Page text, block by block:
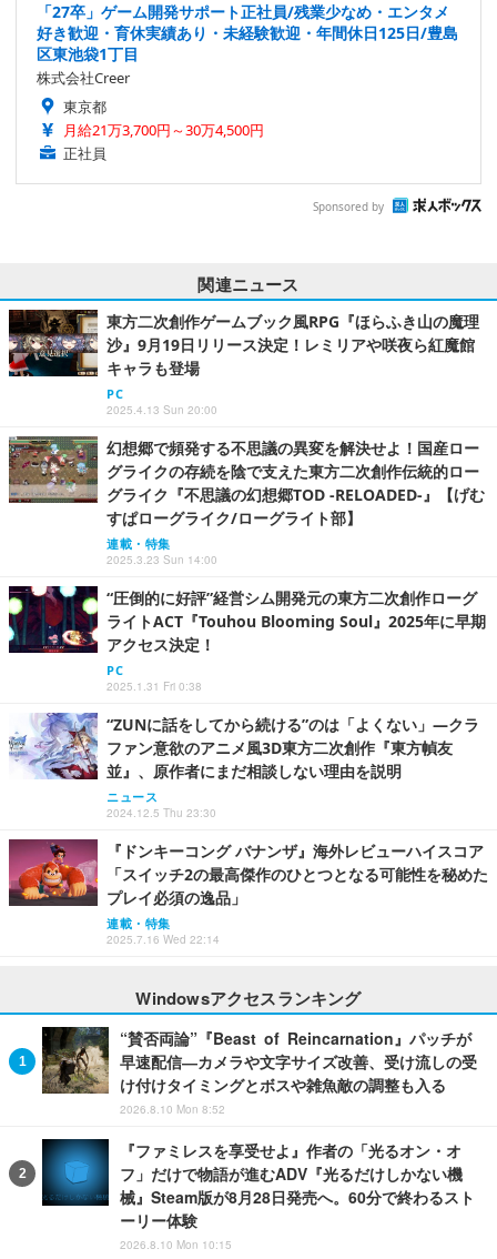
「27卒」ゲーム開発サポート正社員/残業少なめ・エンタメ
好き歓迎・育休実績あり・未経験歓迎・年間休日125日/豊島
区東池袋1丁目
株式会社Creer
東京都
月給21万3,700円～30万4,500円
正社員
Sponsored by
関連ニュース
東方二次創作ゲームブック風RPG『ほらふき山の魔理
沙』9月19日リリース決定！レミリアや咲夜ら紅魔館
キャラも登場
PC
2025.4.13 Sun 20:00
幻想郷で頻発する不思議の異変を解決せよ！国産ロー
グライクの存続を陰で支えた東方二次創作伝統的ロー
グライク『不思議の幻想郷TOD -RELOADED-』【げむ
すぱローグライク/ローグライト部】
連載・特集
2025.3.23 Sun 14:00
“圧倒的に好評”経営シム開発元の東方二次創作ローグ
ライトACT『Touhou Blooming Soul』2025年に早期
アクセス決定！
PC
2025.1.31 Fri 0:38
“ZUNに話をしてから続ける”のは「よくない」―クラ
ファン意欲のアニメ風3D東方二次創作『東方幀友
並』、原作者にまだ相談しない理由を説明
ニュース
2024.12.5 Thu 23:30
『ドンキーコング バナンザ』海外レビューハイスコア
「スイッチ2の最高傑作のひとつとなる可能性を秘めた
プレイ必須の逸品」
連載・特集
2025.7.16 Wed 22:14
Windowsアクセスランキング
“賛否両論”『Beast of Reincarnation』パッチが
早速配信―カメラや文字サイズ改善、受け流しの受
け付けタイミングとボスや雑魚敵の調整も入る
2026.8.10 Mon 8:52
『ファミレスを享受せよ』作者の「光るオン・オ
フ」だけで物語が進むADV『光るだけしかない機
械』Steam版が8月28日発売へ。60分で終わるスト
ーリー体験
2026.8.10 Mon 10:15